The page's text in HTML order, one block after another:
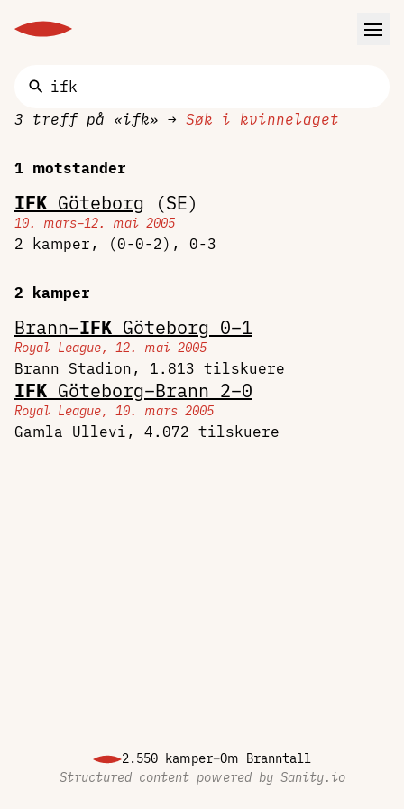
3 treff på «ifk» → Søk i kvinnelaget
1 motstander
IFK Göteborg (SE)
10. mars–12. mai 2005
2 kamper, (0-0-2), 0-3
2 kamper
Brann–IFK Göteborg 0–1
Royal League, 12. mai 2005
Brann Stadion, 1.813 tilskuere
IFK Göteborg–Brann 2–0
Royal League, 10. mars 2005
Gamla Ullevi, 4.072 tilskuere
2.550 kamper–Om Branntall
Structured content powered by Sanity.io